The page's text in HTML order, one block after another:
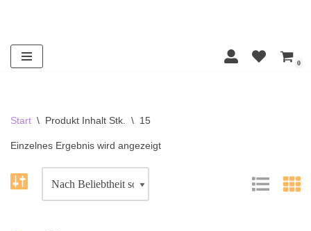
Inhalt
0
Start \ Produkt Inhalt Stk. \ 15
Einzelnes Ergebnis wird angezeigt